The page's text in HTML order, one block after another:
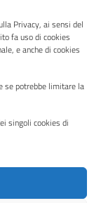
Privacy, ai sensi del
fa uso di cookies
e anche di cookies
se potrebbe limitare la
singoli cookies di